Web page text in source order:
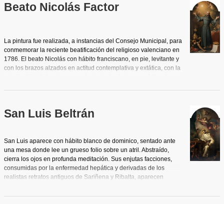
Beato Nicolás Factor
La pintura fue realizada, a instancias del Consejo Municipal, para
conmemorar la reciente beatificación del religioso valenciano en
1786. El beato Nicolás con hábito franciscano, en pie, levitante y
con los brazos alzados en actitud contemplativa y extática, con la
sobre un pergamino en forma de cartela como dispuesta para
libros, calavera y reloj de arena, de clara intención alegórica.
El rostro del retratado alcanza cierta intensidad y carácter a pesar
de la blandura excesiva de la pincelada y está inspirado en
retratos más antiguos realizados del natural, a los que ha
conseguido insuflar aliento.
San Luis Beltrán
San Luis aparece con hábito blanco de dominico, sentado ante
una mesa donde lee un grueso folio sobre un atril. Abstraído,
cierra los ojos en profunda meditación. Sus enjutas facciones,
consumidas por la enfermedad hepática y derivadas de los
realistas retratos antiguos de Sariñena y Ribalta, aparecen
cabeza inclinada. En la parte izquierda juguetean algunos